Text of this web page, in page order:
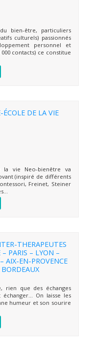
bien-être, particuliers
culturels) passionnés
personnel et
contacts) ce constitue
DE LA VIE
vie Neo-bienêtre va
(inspiré de différents
Freinet, Steiner
THERAPEUTES
PARIS – LYON –
AIX-EN-PROVENCE
rien que des échanges
On laisse les
humeur et son sourire